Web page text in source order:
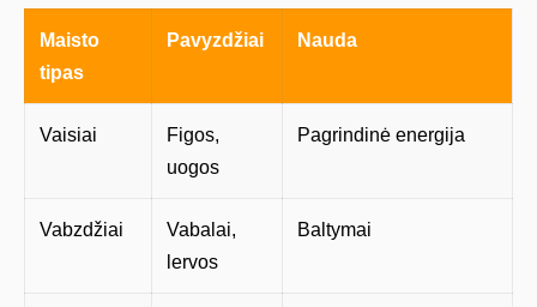
Maisto
tipas
Pavyzdžiai Nauda
Vaisiai
Figos,
uogos
Pagrindinė energija
Vabzdžiai
Vabalai,
lervos
Baltymai